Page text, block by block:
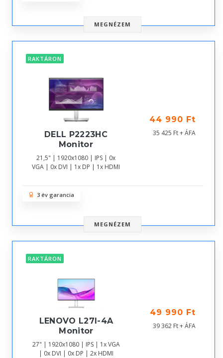
MEGNÉZEM
RAKTÁRON
DELL P2223HC
Monitor
21,5" | 1920x1080 | IPS | 0x
VGA | 0x DVI | 1x DP | 1x HDMI
44 990 Ft
35 425 Ft + ÁFA
3 év garancia
MEGNÉZEM
RAKTÁRON
LENOVO L27I-4A
Monitor
27" | 1920x1080 | IPS | 1x VGA
| 0x DVI | 0x DP | 2x HDMI
49 990 Ft
39 362 Ft + ÁFA